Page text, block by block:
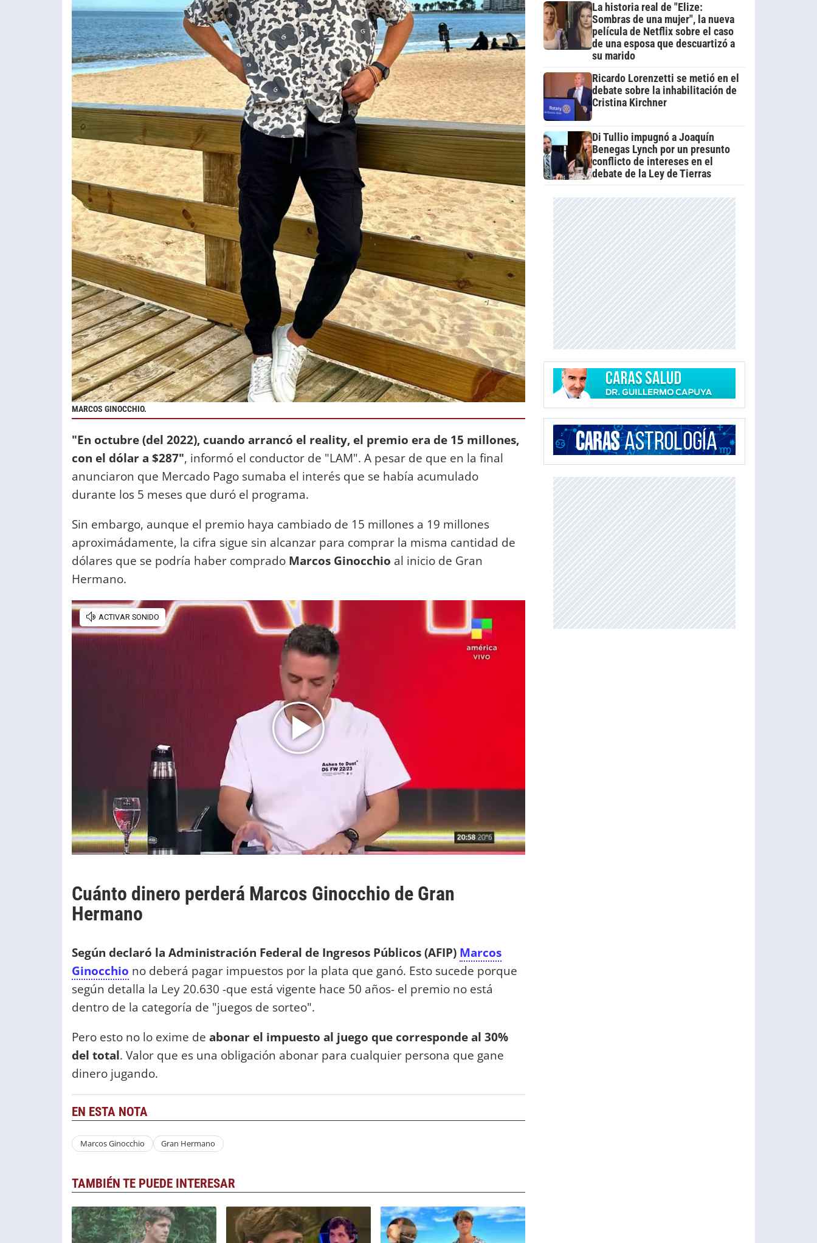
MARCOS GINOCCHIO.
"En octubre (del 2022), cuando arrancó el reality, el premio era de 15 millones,
con el dólar a $287", informó el conductor de "LAM". A pesar de que en la final
anunciaron que Mercado Pago sumaba el interés que se había acumulado
durante los 5 meses que duró el programa.
Sin embargo, aunque el premio haya cambiado de 15 millones a 19 millones
aproximádamente, la cifra sigue sin alcanzar para comprar la misma cantidad de
dólares que se podría haber comprado Marcos Ginocchio al inicio de Gran
Hermano.
Cuánto dinero perderá Marcos Ginocchio de Gran
Hermano
Según declaró la Administración Federal de Ingresos Públicos (AFIP) Marcos
Ginocchio no deberá pagar impuestos por la plata que ganó. Esto sucede porque
según detalla la Ley 20.630 -que está vigente hace 50 años- el premio no está
dentro de la categoría de "juegos de sorteo".
Pero esto no lo exime de abonar el impuesto al juego que corresponde al 30%
del total. Valor que es una obligación abonar para cualquier persona que gane
dinero jugando.
EN ESTA NOTA
Marcos Ginocchio Gran Hermano
TAMBIÉN TE PUEDE INTERESAR
La historia real de "Elize:
Sombras de una mujer", la nueva
película de Netflix sobre el caso
de una esposa que descuartizó a
su marido
Ricardo Lorenzetti se metió en el
debate sobre la inhabilitación de
Cristina Kirchner
Di Tullio impugnó a Joaquín
Benegas Lynch por un presunto
conflicto de intereses en el
debate de la Ley de Tierras